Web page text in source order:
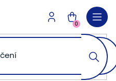
NÁKUPNÍ
KOŠÍK
0